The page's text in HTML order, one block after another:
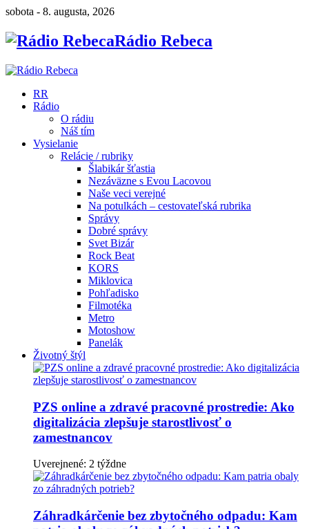
sobota - 8. augusta, 2026
Rádio Rebeca
RR
Rádio
O rádiu
Náš tím
Vysielanie
Relácie / rubriky
Šlabikár šťastia
Nezáväzne s Evou Lacovou
Naše veci verejné
Na potulkách – cestovateľská rubrika
Správy
Dobré správy
Svet Bizár
Rock Beat
KORS
Miklovica
Pohľadisko
Filmotéka
Metro
Motoshow
Panelák
Životný štýl
PZS online a zdravé pracovné prostredie: Ako
digitalizácia zlepšuje starostlivosť o
zamestnancov
Uverejnené: 2 týždne
Záhradkárčenie bez zbytočného odpadu: Kam